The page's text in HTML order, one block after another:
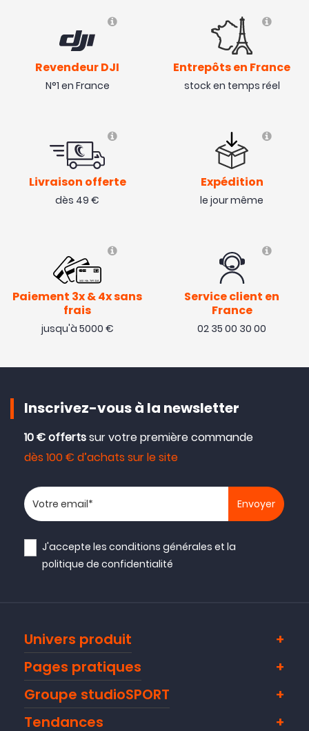
Revendeur DJI
N°1 en France
Entrepôts en France
stock en temps réel
Livraison offerte
dès 49 €
Expédition
le jour même
Paiement 3x & 4x sans
frais
jusqu'à 5000 €
Service client en
France
02 35 00 30 00
Inscrivez-vous à la newsletter
10 € offertssur votre première commande
dès 100 € d’achats sur le site
Votre adresse email
J'accepte lesconditions générales et la
politique de confidentialité
Univers produit
Pages pratiques
Groupe studioSPORT
Tendances